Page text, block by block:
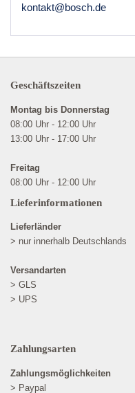
kontakt@bosch.de
Geschäftszeiten
Montag bis Donnerstag
08:00 Uhr - 12:00 Uhr
13:00 Uhr - 17:00 Uhr
Freitag
08:00 Uhr - 12:00 Uhr
Lieferinformationen
Lieferländer
> nur innerhalb Deutschlands
Versandarten
> GLS
> UPS
Zahlungsarten
Zahlungsmöglichkeiten
> Paypal